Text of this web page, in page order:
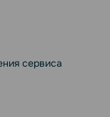
сервиса